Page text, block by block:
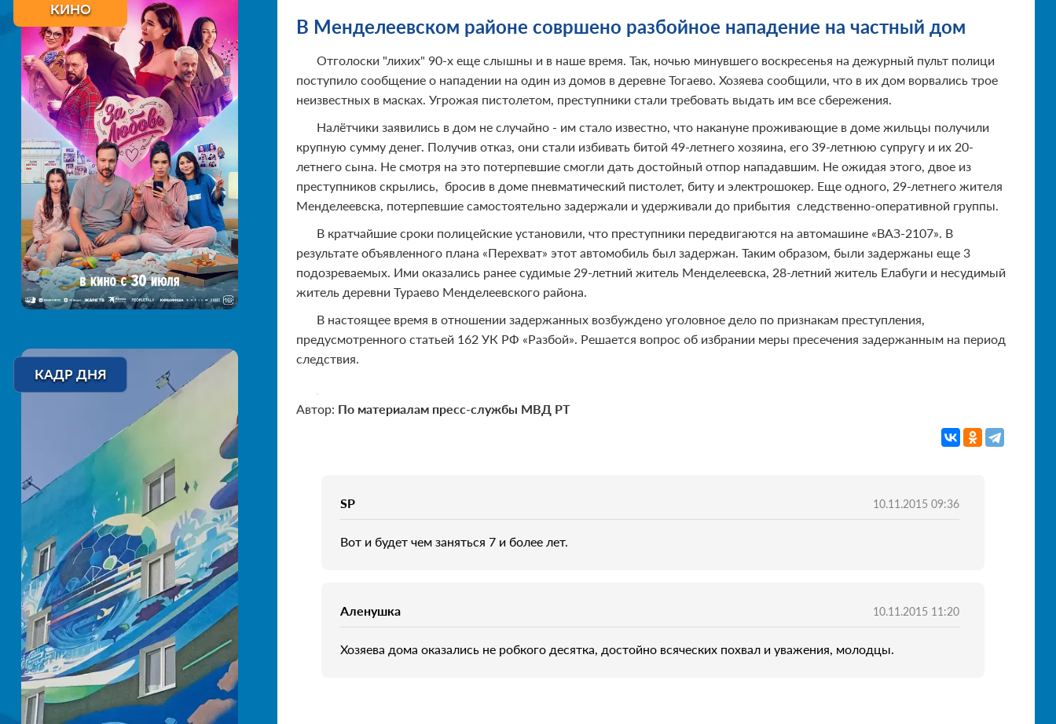
КИНО
КАДР ДНЯ
В Менделеевском районе совршено разбойное нападение на частный дом
Отголоски "лихих" 90-х еще слышны и в наше время. Так, ночью минувшего воскресенья на дежурный пульт полици
поступило сообщение о нападении на один из домов в деревне Тогаево. Хозяева сообщили, что в их дом ворвались трое
неизвестных в масках. Угрожая пистолетом, преступники стали требовать выдать им все сбережения.
Налётчики заявились в дом не случайно - им стало известно, что накануне проживающие в доме жильцы получили
крупную сумму денег. Получив отказ, они стали избивать битой 49-летнего хозяина, его 39-летнюю супругу и их 20-
летнего сына. Не смотря на это потерпевшие смогли дать достойный отпор нападавшим. Не ожидая этого, двое из
преступников скрылись, бросив в доме пневматический пистолет, биту и электрошокер. Еще одного, 29-летнего жителя
Менделеевска, потерпевшие самостоятельно задержали и удерживали до прибытия следственно-оперативной группы.
В кратчайшие сроки полицейские установили, что преступники передвигаются на автомашине «ВАЗ-2107». В
результате объявленного плана «Перехват» этот автомобиль был задержан. Таким образом, были задержаны еще 3
подозреваемых. Ими оказались ранее судимые 29-летний житель Менделеевска, 28-летний житель Елабуги и несудимый
житель деревни Тураево Менделеевского района.
В настоящее время в отношении задержанных возбуждено уголовное дело по признакам преступления,
предусмотренного статьей 162 УК РФ «Разбой». Решается вопрос об избрании меры пресечения задержанным на период
следствия.
Автор: По материалам пресс-службы МВД РТ
SP 10.11.2015 09:36
Вот и будет чем заняться 7 и более лет.
Аленушка 10.11.2015 11:20
Хозяева дома оказались не робкого десятка, достойно всяческих похвал и уважения, молодцы.